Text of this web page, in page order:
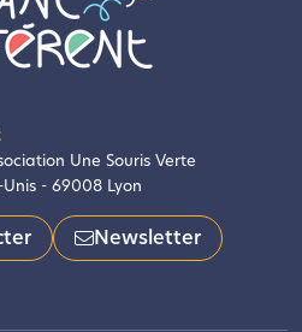
Une Souris Verte
- 69008 Lyon
Newsletter